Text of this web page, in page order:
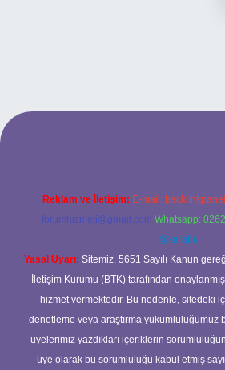
giriş
Reklam ve İletişim: E-mail:
forumhizmeti@gmail.com Whatsapp:
@karabul
Yasal Uyarı: Sitemiz, 5651 Sayılı Kanun
İletişim Kurumu (BTK) tarafından
hizmet vermektedir. Bu nedenle, sitedeki
denetleme veya araştırma yükümlülüğümüz
üyelerimiz yazdıkları içeriklerin
üye olarak bu sorumluluğu kabul etmiş